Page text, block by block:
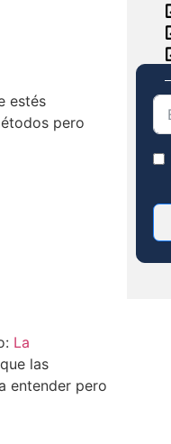
estés
pero
La
las
entender pero